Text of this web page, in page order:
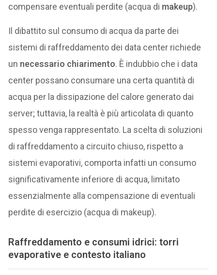
compensare eventuali perdite (acqua di makeup).
Il dibattito sul consumo di acqua da parte dei
sistemi di raffreddamento dei data center richiede
un necessario chiarimento. È indubbio che i data
center possano consumare una certa quantità di
acqua per la dissipazione del calore generato dai
server; tuttavia, la realtà è più articolata di quanto
spesso venga rappresentato. La scelta di soluzioni
di raffreddamento a circuito chiuso, rispetto a
sistemi evaporativi, comporta infatti un consumo
significativamente inferiore di acqua, limitato
essenzialmente alla compensazione di eventuali
perdite di esercizio (acqua di makeup).
Raffreddamento e consumi idrici: torri
evaporative e contesto italiano